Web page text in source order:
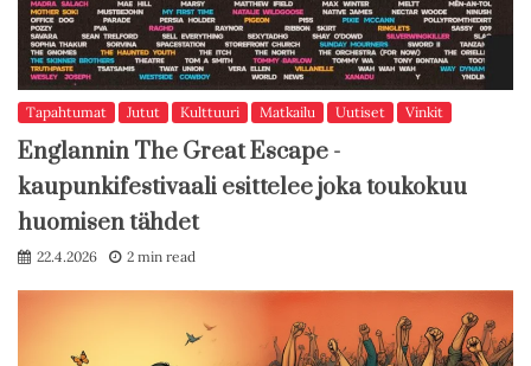
Tapahtumat Jutut Kulttuuri Matkailu Uutiset Vinkit
Englannin The Great Escape -
kaupunkifestivaali esittelee joka toukokuu
huomisen tähdet
22.4.2026 2 min read